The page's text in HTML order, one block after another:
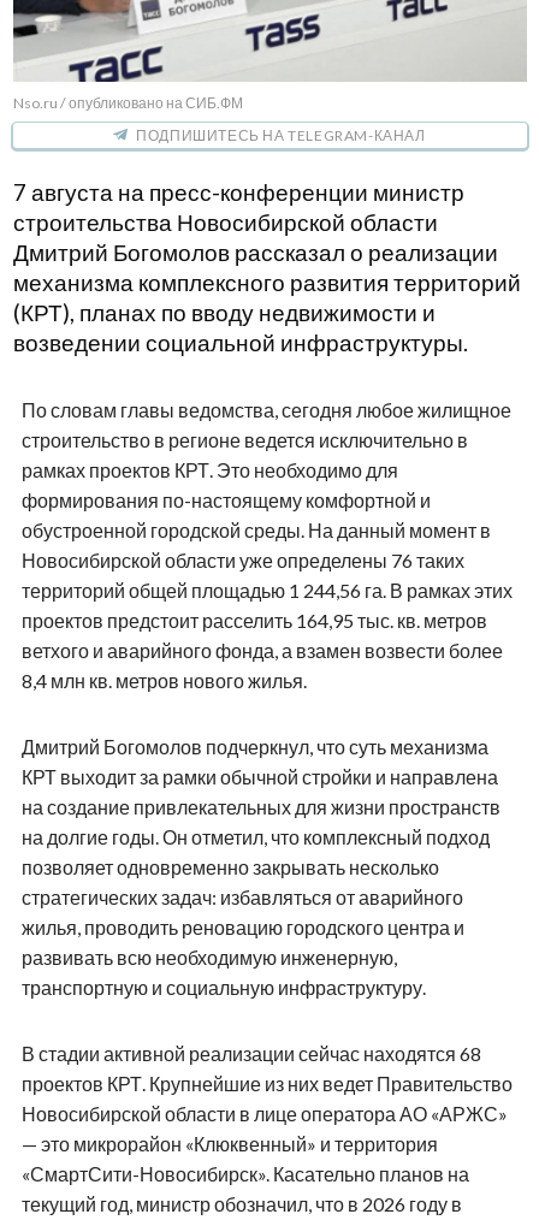
Nso.ru / опубликовано на СИБ.ФМ
ПОДПИШИТЕСЬ НА TELEGRAM-КАНАЛ
7 августа на пресс-конференции министр
строительства Новосибирской области
Дмитрий Богомолов рассказал о реализации
механизма комплексного развития территорий
(КРТ), планах по вводу недвижимости и
возведении социальной инфраструктуры.
По словам главы ведомства, сегодня любое жилищное
строительство в регионе ведется исключительно в
рамках проектов КРТ. Это необходимо для
формирования по-настоящему комфортной и
обустроенной городской среды. На данный момент в
Новосибирской области уже определены 76 таких
территорий общей площадью 1 244,56 га. В рамках этих
проектов предстоит расселить 164,95 тыс. кв. метров
ветхого и аварийного фонда, а взамен возвести более
8,4 млн кв. метров нового жилья.
Дмитрий Богомолов подчеркнул, что суть механизма
КРТ выходит за рамки обычной стройки и направлена
на создание привлекательных для жизни пространств
на долгие годы. Он отметил, что комплексный подход
позволяет одновременно закрывать несколько
стратегических задач: избавляться от аварийного
жилья, проводить реновацию городского центра и
развивать всю необходимую инженерную,
транспортную и социальную инфраструктуру.
В стадии активной реализации сейчас находятся 68
проектов КРТ. Крупнейшие из них ведет Правительство
Новосибирской области в лице оператора АО «АРЖС»
— это микрорайон «Клюквенный» и территория
«СмартСити-Новосибирск». Касательно планов на
текущий год, министр обозначил, что в 2026 году в